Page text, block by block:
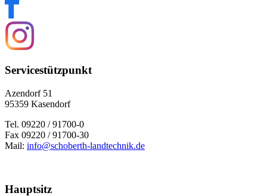
Servicestützpunkt
Azendorf 51
95359 Kasendorf
Tel. 09220 / 91700-0
Fax 09220 / 91700-30
Mail: info@schoberth-landtechnik.de
Hauptsitz